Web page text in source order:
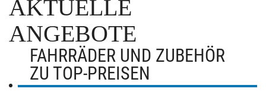
AKTUELLE
ANGEBOTE
FAHRRÄDER UND ZUBEHÖR
ZU TOP-PREISEN